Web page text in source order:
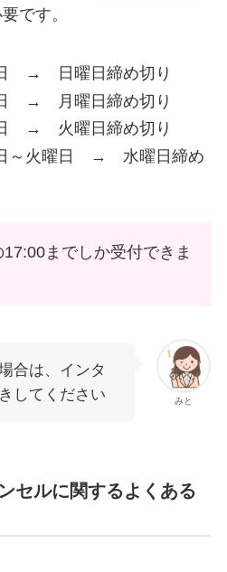
です。
→ 日曜日締め切り
→ 月曜日締め切り
→ 火曜日締め切り
～火曜日 → 水曜日締め
までしか受付できま
みと
合は、インタ
してください
セルに関するよくある